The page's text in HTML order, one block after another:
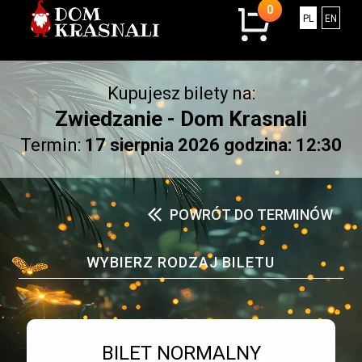
0
0
Łączna
kwota:
0.00
złotych
EN
PL Polski
Kupujesz bilety na:
Zwiedzanie - Dom Krasnali
Termin: 17 sierpnia 2026 godzina: 12:30
POWRÓT DO TERMINÓW
WYBIERZ RODZAJ BILETU
Bilet numer 1
Typ
BILET NORMALNY